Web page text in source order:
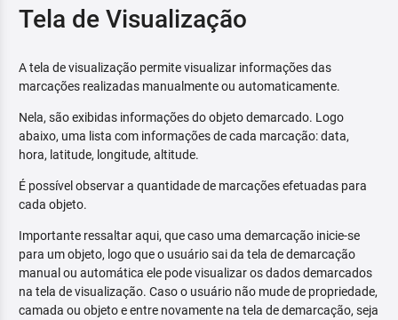
Tela de Visualização
A tela de visualização permite visualizar informações das
marcações realizadas manualmente ou automaticamente.
Nela, são exibidas informações do objeto demarcado. Logo
abaixo, uma lista com informações de cada marcação: data,
hora, latitude, longitude, altitude.
É possível observar a quantidade de marcações efetuadas para
cada objeto.
Importante ressaltar aqui, que caso uma demarcação inicie-se
para um objeto, logo que o usuário sai da tela de demarcação
manual ou automática ele pode visualizar os dados demarcados
na tela de visualização. Caso o usuário não mude de propriedade,
camada ou objeto e entre novamente na tela de demarcação, seja